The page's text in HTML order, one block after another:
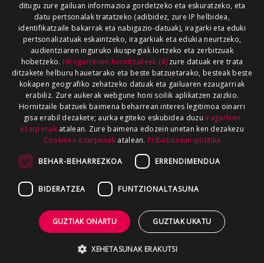
ditugu zure gailuan informazioa gordetzeko eta eskuratzeko, eta
datu pertsonalak tratatzeko (adibidez, zure IP helbidea,
identifikatzaile bakarrak eta nabigazio-datuak), iragarki eta eduki
pertsonalizatuak eskaintzeko, iragarkiak eta edukia neurtzeko,
audientziaren inguruko ikuspegiak lortzeko eta zerbitzuak
hobetzeko. Hirugarrenen hornitzaileek (4)zure datuak ere trata
ditzakete helburu hauetarako eta beste batzuetarako, besteak beste
kokapen geografiko zehatzeko datuak eta gailuaren ezaugarriak
erabiliz. Zure aukerak webgune honi soilik aplikatzen zaizkio.
Hornitzaile batzuek baimena beharrean interes legitimoa oinarri
gisa erabil dezakete; aurka egiteko eskubidea duzu Iragarkien
ezarpenakatalean. Zure baimena edozein unetan ken dezakezu
Cookieen ezarpenak atalean. Pribatutasun-politika
BEHAR-BEHARREZKOA ERRENDIMENDUA
BIDERATZEA FUNTZIONALTASUNA
GUZTIAK ONARTU GUZTIAK UKATU
XEHETASUNAK ERAKUTSI